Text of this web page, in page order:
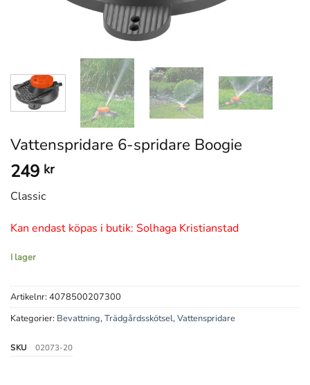
Vattenspridare 6-spridare Boogie
249 kr
Classic
Kan endast köpas i butik: Solhaga Kristianstad
I lager
Artikelnr: 4078500207300
Kategorier: Bevattning,Trädgårdsskötsel,Vattenspridare
SKU 02073-20